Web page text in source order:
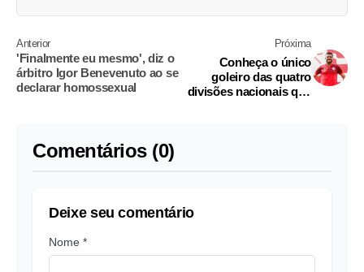
Anterior
'Finalmente eu mesmo', diz o
árbitro Igor Benevenuto ao se
declarar homossexual
Próxima
Conheça o único
goleiro das quatro
divisões nacionais que
Comentários (0)
Deixe seu comentário
Nome *